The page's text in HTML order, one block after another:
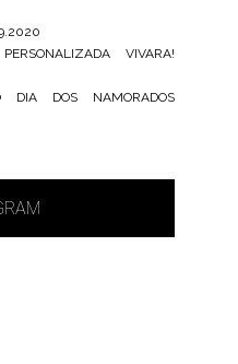
VIVARA!
DIA DOS NAMORADOS